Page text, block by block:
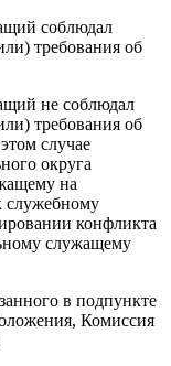
соблюдал
требования об
не соблюдал
требования об
случае
округа
на
служебному
конфликта
служащему
в подпункте
Комиссия